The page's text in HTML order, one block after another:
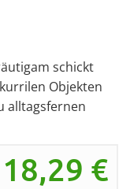
schickt
Objekten
alltagsfernen
18,29 €